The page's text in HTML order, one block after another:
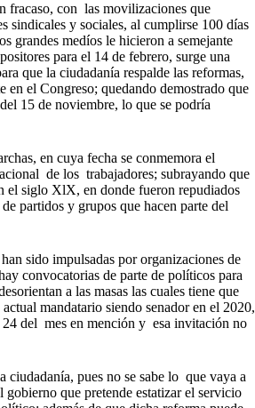
fracaso, con las movilizaciones que
sindicales y sociales, al cumplirse 100 días
grandes medíos le hicieron a semejante
para el 14 de febrero, surge una
que la ciudadanía respalde las reformas,
en el Congreso; quedando demostrado que
15 de noviembre, lo que se podría
en cuya fecha se conmemora el
de los trabajadores; subrayando que
el siglo XlX, en donde fueron repudiados
partidos y grupos que hacen parte del
sido impulsadas por organizaciones de
convocatorias de parte de políticos para
a las masas las cuales tiene que
mandatario siendo senador en el 2020,
24 del mes en mención y esa invitación no
ciudadanía, pues no se sabe lo que vaya a
que pretende estatizar el servicio